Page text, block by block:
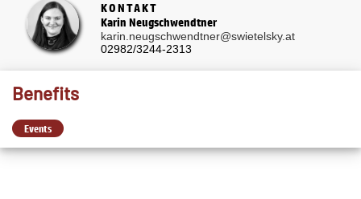
KONTAKT
Karin Neugschwendtner
karin.neugschwendtner@swietelsky.at
02982/3244-2313
Benefits
Events